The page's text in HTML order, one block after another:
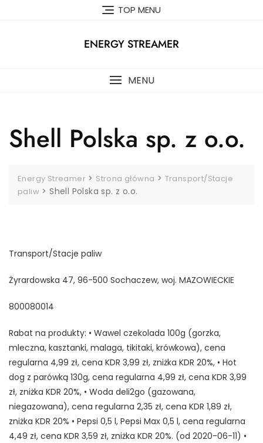
TOP MENU
ENERGY STREAMER
MENU
Shell Polska sp. z o.o.
Energy Streamer > Strona główna > Transport/Stacje
paliw >Shell Polska sp. z o.o.
Transport/Stacje paliw
Żyrardowska 47, 96-500 Sochaczew, woj. MAZOWIECKIE
800080014
Rabat na produkty: • Wawel czekolada 100g (gorzka,
mleczna, kasztanki, malaga, tikitaki, krówkowa), cena
regularna 4,99 zł, cena KDR 3,99 zł, zniżka KDR 20%, • Hot
dog z parówką 130g, cena regularna 4,99 zł, cena KDR 3,99
zł, zniżka KDR 20%, • Woda deli2go (gazowana,
niegazowana), cena regularna 2,35 zł, cena KDR 1,89 zł,
zniżka KDR 20% • Pepsi 0,5 l, Pepsi Max 0,5 l, cena regularna
4,49 zł, cena KDR 3,59 zł, zniżka KDR 20%. (od 2020-06-11) •